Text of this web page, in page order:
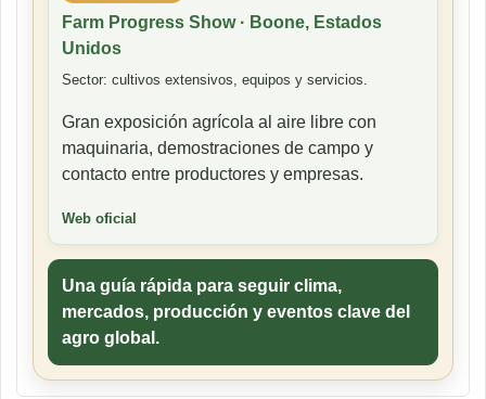
Farm Progress Show · Boone, Estados
Unidos
Sector: cultivos extensivos, equipos y servicios.
Gran exposición agrícola al aire libre con
maquinaria, demostraciones de campo y
contacto entre productores y empresas.
Web oficial
Una guía rápida para seguir clima,
mercados, producción y eventos clave del
agro global.